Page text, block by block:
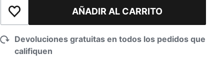
Añadir a la lista de deseosAÑADIR AL CARRITO
Devoluciones gratuitas en todos los pedidos que
califiquen